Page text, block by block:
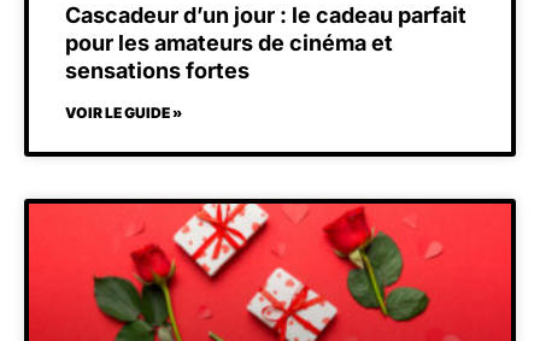
Cascadeur d’un jour : le cadeau parfait
pour les amateurs de cinéma et
sensations fortes
VOIR LE GUIDE »